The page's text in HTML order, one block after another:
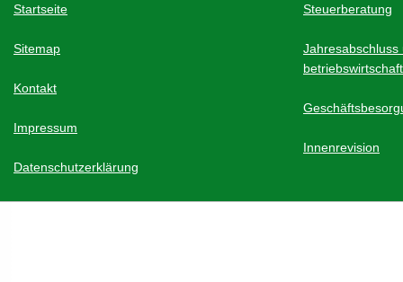
Startseite
Sitemap
Kontakt
Impressum
Datenschutzerklärung
Steuerberatung
Jahresabschluss
Innenrevision